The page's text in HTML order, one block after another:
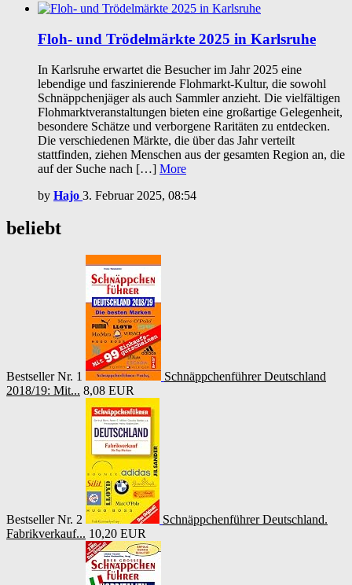
Floh- und Trödelmärkte 2025 in Karlsruhe
In Karlsruhe erwartet die Besucher im Jahr 2025 eine
lebendige und faszinierende Flohmarkt-Kultur, die sowohl
Schnäppchenjäger als auch Sammler anzieht. Die vielfältigen
Flohmarktveranstaltungen bieten eine großartige Gelegenheit,
besondere Schätze und verborgene Raritäten zu entdecken.
Die verschiedenen Märkte, die über das Jahr verteilt
stattfinden, ziehen Menschen aus der gesamten Region an, die
auf der Suche nach […] More
by Hajo 3. Februar 2025, 08:54
beliebt
Bestseller Nr. 1
Schnäppchenführer Deutschland
2018/19: Mit... 8,08 EUR
Bestseller Nr. 2
Schnäppchenführer Deutschland.
Fabrikverkauf... 10,20 EUR